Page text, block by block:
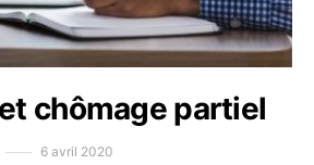
chômage partiel
6 avril 2020